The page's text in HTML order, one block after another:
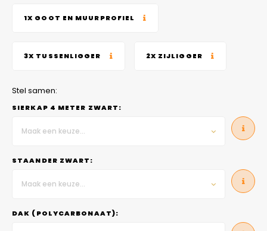
1X GOOT EN MUURPROFIEL
3X TUSSENLIGGER 2X ZIJLIGGER
Stel samen:
SIERKAP 4 METER ZWART:
Maak een keuze...
STAANDER ZWART:
Maak een keuze...
DAK (POLYCARBONAAT):